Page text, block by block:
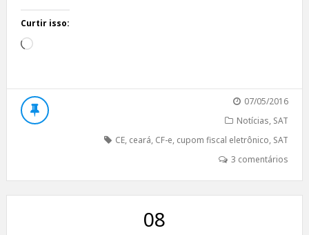
Curtir isso:
Carregando...
07/05/2016
Notícias, SAT
CE, ceará, CF-e, cupom fiscal eletrônico, SAT
3 comentários
08